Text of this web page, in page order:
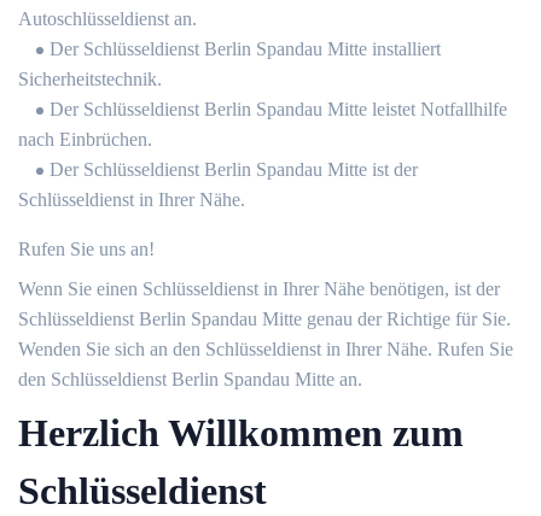
Autoschlüsseldienst an.
Der Schlüsseldienst Berlin Spandau Mitte installiert
Sicherheitstechnik.
Der Schlüsseldienst Berlin Spandau Mitte leistet Notfallhilfe
nach Einbrüchen.
Der Schlüsseldienst Berlin Spandau Mitte ist der
Schlüsseldienst in Ihrer Nähe.
Rufen Sie uns an!
Wenn Sie einen Schlüsseldienst in Ihrer Nähe benötigen, ist der
Schlüsseldienst Berlin Spandau Mitte genau der Richtige für Sie.
Wenden Sie sich an den Schlüsseldienst in Ihrer Nähe. Rufen Sie
den Schlüsseldienst Berlin Spandau Mitte an.
Herzlich Willkommen zum
Schlüsseldienst